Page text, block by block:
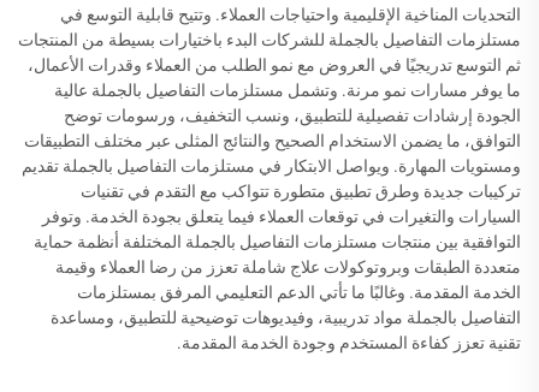
التحديات المناخية الإقليمية واحتياجات العملاء. وتتيح قابلية التوسع في
مستلزمات التفاصيل بالجملة للشركات البدء باختيارات بسيطة من المنتجات
ثم التوسع تدريجيًا في العروض مع نمو الطلب من العملاء وقدرات الأعمال،
ما يوفر مسارات نمو مرنة. وتشمل مستلزمات التفاصيل بالجملة عالية
الجودة إرشادات تفصيلية للتطبيق، ونسب التخفيف، ورسومات توضح
التوافق، ما يضمن الاستخدام الصحيح والنتائج المثلى عبر مختلف التطبيقات
ومستويات المهارة. ويواصل الابتكار في مستلزمات التفاصيل بالجملة تقديم
تركيبات جديدة وطرق تطبيق متطورة تتواكب مع التقدم في تقنيات
السيارات والتغيرات في توقعات العملاء فيما يتعلق بجودة الخدمة. وتوفر
التوافقية بين منتجات مستلزمات التفاصيل بالجملة المختلفة أنظمة حماية
متعددة الطبقات وبروتوكولات علاج شاملة تعزز من رضا العملاء وقيمة
الخدمة المقدمة. وغالبًا ما تأتي الدعم التعليمي المرفق بمستلزمات
التفاصيل بالجملة مواد تدريبية، وفيديوهات توضيحية للتطبيق، ومساعدة
تقنية تعزز كفاءة المستخدم وجودة الخدمة المقدمة.